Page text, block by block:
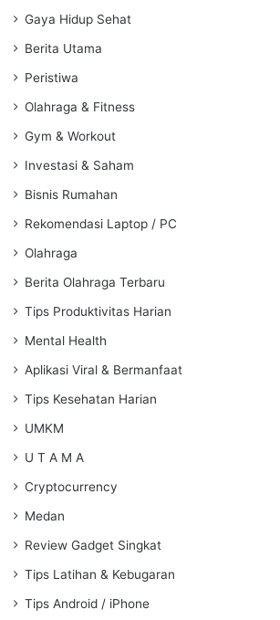
Gaya Hidup Sehat
Berita Utama
Peristiwa
Olahraga & Fitness
Gym & Workout
Investasi & Saham
Bisnis Rumahan
Rekomendasi Laptop / PC
Olahraga
Berita Olahraga Terbaru
Tips Produktivitas Harian
Mental Health
Aplikasi Viral & Bermanfaat
Tips Kesehatan Harian
UMKM
U T A M A
Cryptocurrency
Medan
Review Gadget Singkat
Tips Latihan & Kebugaran
Tips Android / iPhone